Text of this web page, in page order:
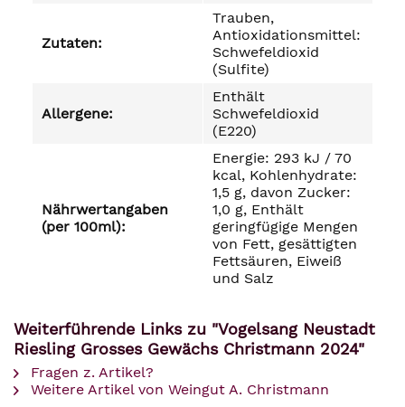
Zutaten:
Trauben,
Antioxidationsmittel:
Schwefeldioxid
(Sulfite)
Allergene:
Enthält
Schwefeldioxid
(E220)
Nährwertangaben
(per 100ml):
Energie: 293 kJ / 70
kcal, Kohlenhydrate:
1,5 g, davon Zucker:
1,0 g, Enthält
geringfügige Mengen
von Fett, gesättigten
Fettsäuren, Eiweiß
und Salz
Weiterführende Links zu "Vogelsang Neustadt
Riesling Grosses Gewächs Christmann 2024"
Fragen z. Artikel?
Weitere Artikel von Weingut A. Christmann